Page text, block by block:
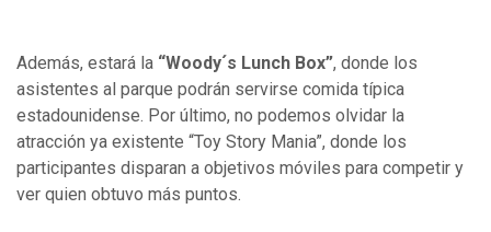
Además, estará la “Woody´s Lunch Box”, donde los
asistentes al parque podrán servirse comida típica
estadounidense. Por último, no podemos olvidar la
atracción ya existente “Toy Story Mania”, donde los
participantes disparan a objetivos móviles para competir y
ver quien obtuvo más puntos.